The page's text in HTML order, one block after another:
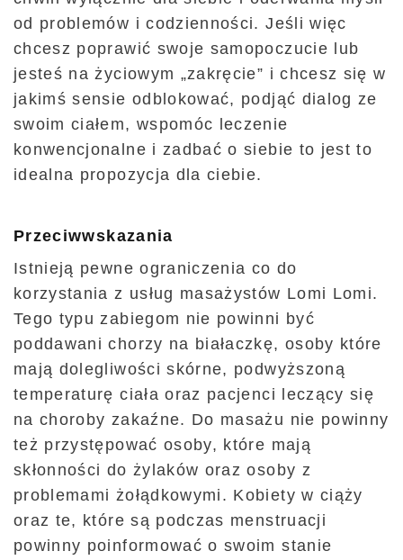
od problemów i codzienności. Jeśli więc
chcesz poprawić swoje samopoczucie lub
jesteś na życiowym „zakręcie” i chcesz się w
jakimś sensie odblokować, podjąć dialog ze
swoim ciałem, wspomóc leczenie
konwencjonalne i zadbać o siebie to jest to
idealna propozycja dla ciebie.
Przeciwwskazania
Istnieją pewne ograniczenia co do
korzystania z usług masażystów Lomi Lomi.
Tego typu zabiegom nie powinni być
poddawani chorzy na białaczkę, osoby które
mają dolegliwości skórne, podwyższoną
temperaturę ciała oraz pacjenci leczący się
na choroby zakaźne. Do masażu nie powinny
też przystępować osoby, które mają
skłonności do żylaków oraz osoby z
problemami żołądkowymi. Kobiety w ciąży
oraz te, które są podczas menstruacji
powinny poinformować o swoim stanie